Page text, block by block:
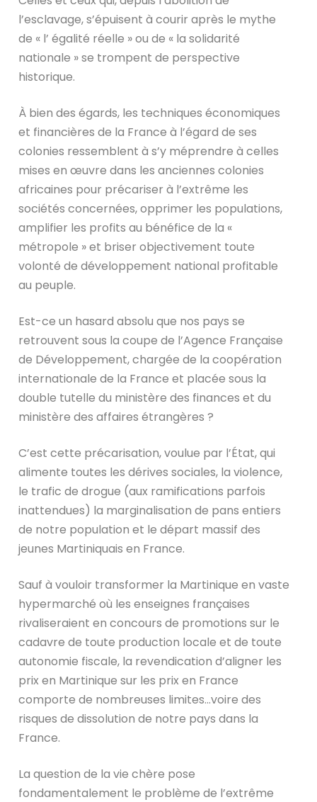
l’esclavage, s’épuisent à courir après le mythe
de « l’ égalité réelle » ou de « la solidarité
nationale » se trompent de perspective
historique.
À bien des égards, les techniques économiques
et financières de la France à l’égard de ses
colonies ressemblent à s’y méprendre à celles
mises en œuvre dans les anciennes colonies
africaines pour précariser à l’extrême les
sociétés concernées, opprimer les populations,
amplifier les profits au bénéfice de la «
métropole » et briser objectivement toute
volonté de développement national profitable
au peuple.
Est-ce un hasard absolu que nos pays se
retrouvent sous la coupe de l’Agence Française
de Développement, chargée de la coopération
internationale de la France et placée sous la
double tutelle du ministère des finances et du
ministère des affaires étrangères ?
C’est cette précarisation, voulue par l’État, qui
alimente toutes les dérives sociales, la violence,
le trafic de drogue (aux ramifications parfois
inattendues) la marginalisation de pans entiers
de notre population et le départ massif des
jeunes Martiniquais en France.
Sauf à vouloir transformer la Martinique en vaste
hypermarché où les enseignes françaises
rivaliseraient en concours de promotions sur le
cadavre de toute production locale et de toute
autonomie fiscale, la revendication d’aligner les
prix en Martinique sur les prix en France
comporte de nombreuses limites…voire des
risques de dissolution de notre pays dans la
France.
La question de la vie chère pose
fondamentalement le problème de l’extrême